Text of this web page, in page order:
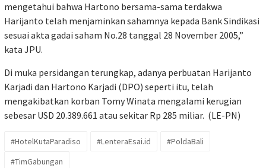
mengetahui bahwa Hartono bersama-sama terdakwa
Harijanto telah menjaminkan sahamnya kepada Bank Sindikasi
sesuai akta gadai saham No.28 tanggal 28 November 2005,”
kata JPU.
Di muka persidangan terungkap, adanya perbuatan Harijanto
Karjadi dan Hartono Karjadi (DPO) seperti itu, telah
mengakibatkan korban Tomy Winata mengalami kerugian
sebesar USD 20.389.661 atau sekitar Rp 285 miliar. (LE-PN)
#HotelKutaParadiso #LenteraEsai.id
#PoldaBali
#TimGabungan